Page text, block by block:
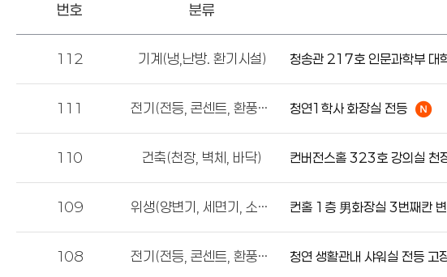
번호 분류
112 기계(냉,난방. 환기시설) 청송관 217호 인문과학부 대
111 전기(전등, 콘센트, 환풍기) 청연1학사 화장실 전등
110 건축(천장, 벽체, 바닥) 컨버전스홀 323호 강의실 천
109 위생(양변기, 세면기, 소변기) 컨홀 1층 男화장실 3번째칸
108 전기(전등, 콘센트, 환풍기) 청연 생활관내 샤워실 전등 고